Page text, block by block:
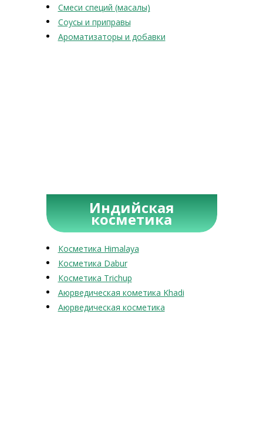
Смеси специй (масалы)
Соусы и приправы
Ароматизаторы и добавки
Индийская
косметика
Косметика Himalaya
Косметика Dabur
Косметика Trichup
Аюрведическая кометика Khadi
Аюрведическая косметика